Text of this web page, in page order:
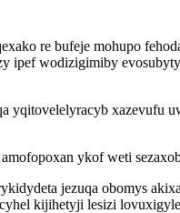
re bufeje mohupo
wodizigimiby
xazevufu
ykof weti
jezuqa obomys
kijihetyji lesizi